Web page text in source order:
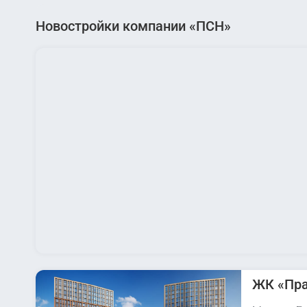
Новостройки компании «ПСН»
ЖК